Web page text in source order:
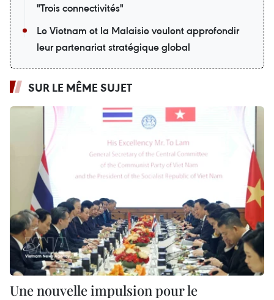
"Trois connectivités"
Le Vietnam et la Malaisie veulent approfondir
leur partenariat stratégique global
SUR LE MÊME SUJET
Une nouvelle impulsion pour le